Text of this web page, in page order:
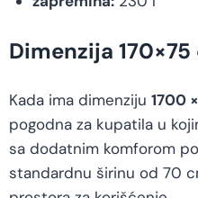
Dimenzija
Kada ima dimenziju 1700
pogodna za kupatila u
sa dodatnim komforom
standardnu širinu od 70